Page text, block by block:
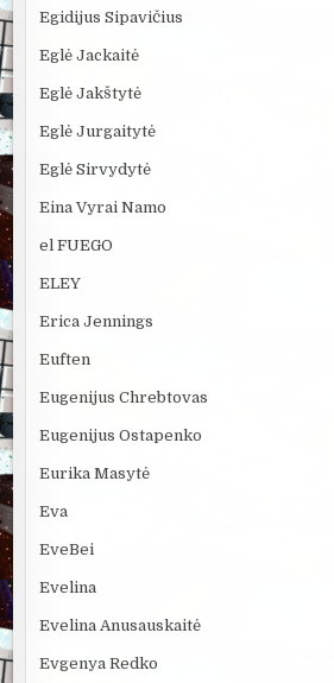
Egidijus Sipavičius
Eglė Jackaitė
Eglė Jakštytė
Eglė Jurgaitytė
Eglė Sirvydytė
Eina Vyrai Namo
el FUEGO
ELEY
Erica Jennings
Euften
Eugenijus Chrebtovas
Eugenijus Ostapenko
Eurika Masytė
Eva
EveBei
Evelina
Evelina Anusauskaitė
Evgenya Redko